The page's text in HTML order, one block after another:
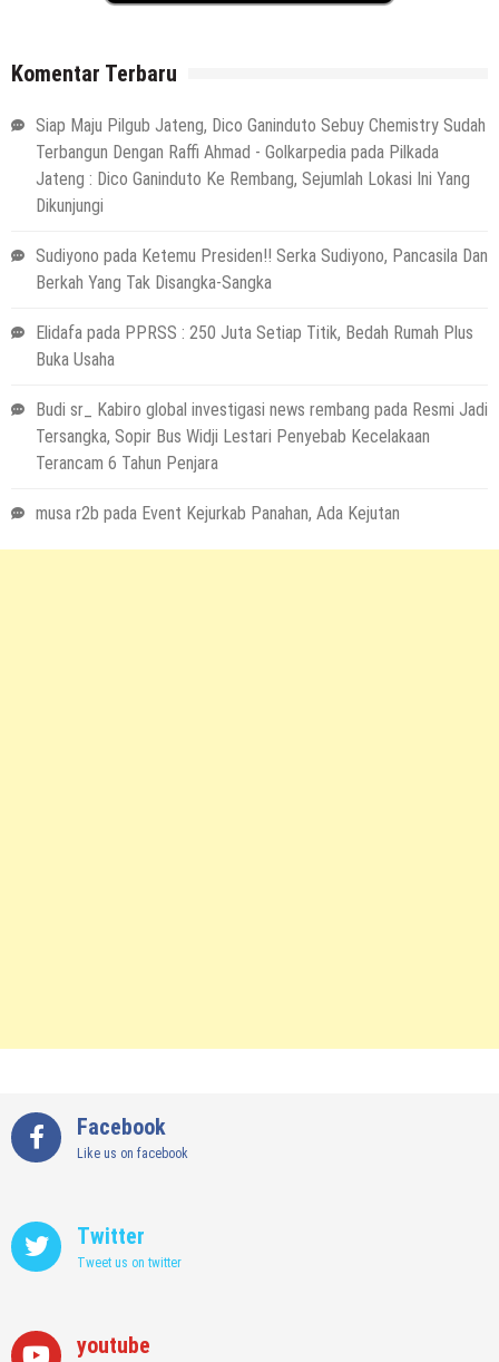
Komentar Terbaru
Siap Maju Pilgub Jateng, Dico Ganinduto Sebuy Chemistry Sudah
Terbangun Dengan Raffi Ahmad - Golkarpedia pada Pilkada
Jateng : Dico Ganinduto Ke Rembang, Sejumlah Lokasi Ini Yang
Dikunjungi
Sudiyono pada Ketemu Presiden!! Serka Sudiyono, Pancasila Dan
Berkah Yang Tak Disangka-Sangka
Elidafa pada PPRSS : 250 Juta Setiap Titik, Bedah Rumah Plus
Buka Usaha
Budi sr_ Kabiro global investigasi news rembang pada Resmi Jadi
Tersangka, Sopir Bus Widji Lestari Penyebab Kecelakaan
Terancam 6 Tahun Penjara
musa r2b pada Event Kejurkab Panahan, Ada Kejutan
Facebook
Like us on facebook
Twitter
Tweet us on twitter
youtube